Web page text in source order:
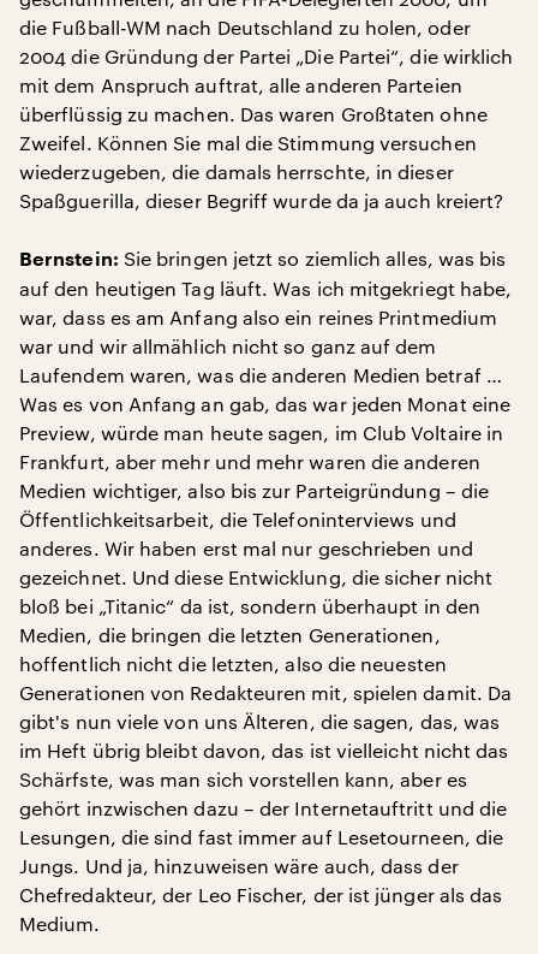
die Fußball-WM nach Deutschland zu holen, oder
2004 die Gründung der Partei „Die Partei“, die wirklich
mit dem Anspruch auftrat, alle anderen Parteien
überflüssig zu machen. Das waren Großtaten ohne
Zweifel. Können Sie mal die Stimmung versuchen
wiederzugeben, die damals herrschte, in dieser
Spaßguerilla, dieser Begriff wurde da ja auch kreiert?
Bernstein: Sie bringen jetzt so ziemlich alles, was bis
auf den heutigen Tag läuft. Was ich mitgekriegt habe,
war, dass es am Anfang also ein reines Printmedium
war und wir allmählich nicht so ganz auf dem
Laufendem waren, was die anderen Medien betraf …
Was es von Anfang an gab, das war jeden Monat eine
Preview, würde man heute sagen, im Club Voltaire in
Frankfurt, aber mehr und mehr waren die anderen
Medien wichtiger, also bis zur Parteigründung – die
Öffentlichkeitsarbeit, die Telefoninterviews und
anderes. Wir haben erst mal nur geschrieben und
gezeichnet. Und diese Entwicklung, die sicher nicht
bloß bei „Titanic“ da ist, sondern überhaupt in den
Medien, die bringen die letzten Generationen,
hoffentlich nicht die letzten, also die neuesten
Generationen von Redakteuren mit, spielen damit. Da
gibt's nun viele von uns Älteren, die sagen, das, was
im Heft übrig bleibt davon, das ist vielleicht nicht das
Schärfste, was man sich vorstellen kann, aber es
gehört inzwischen dazu – der Internetauftritt und die
Lesungen, die sind fast immer auf Lesetourneen, die
Jungs. Und ja, hinzuweisen wäre auch, dass der
Chefredakteur, der Leo Fischer, der ist jünger als das
Medium.